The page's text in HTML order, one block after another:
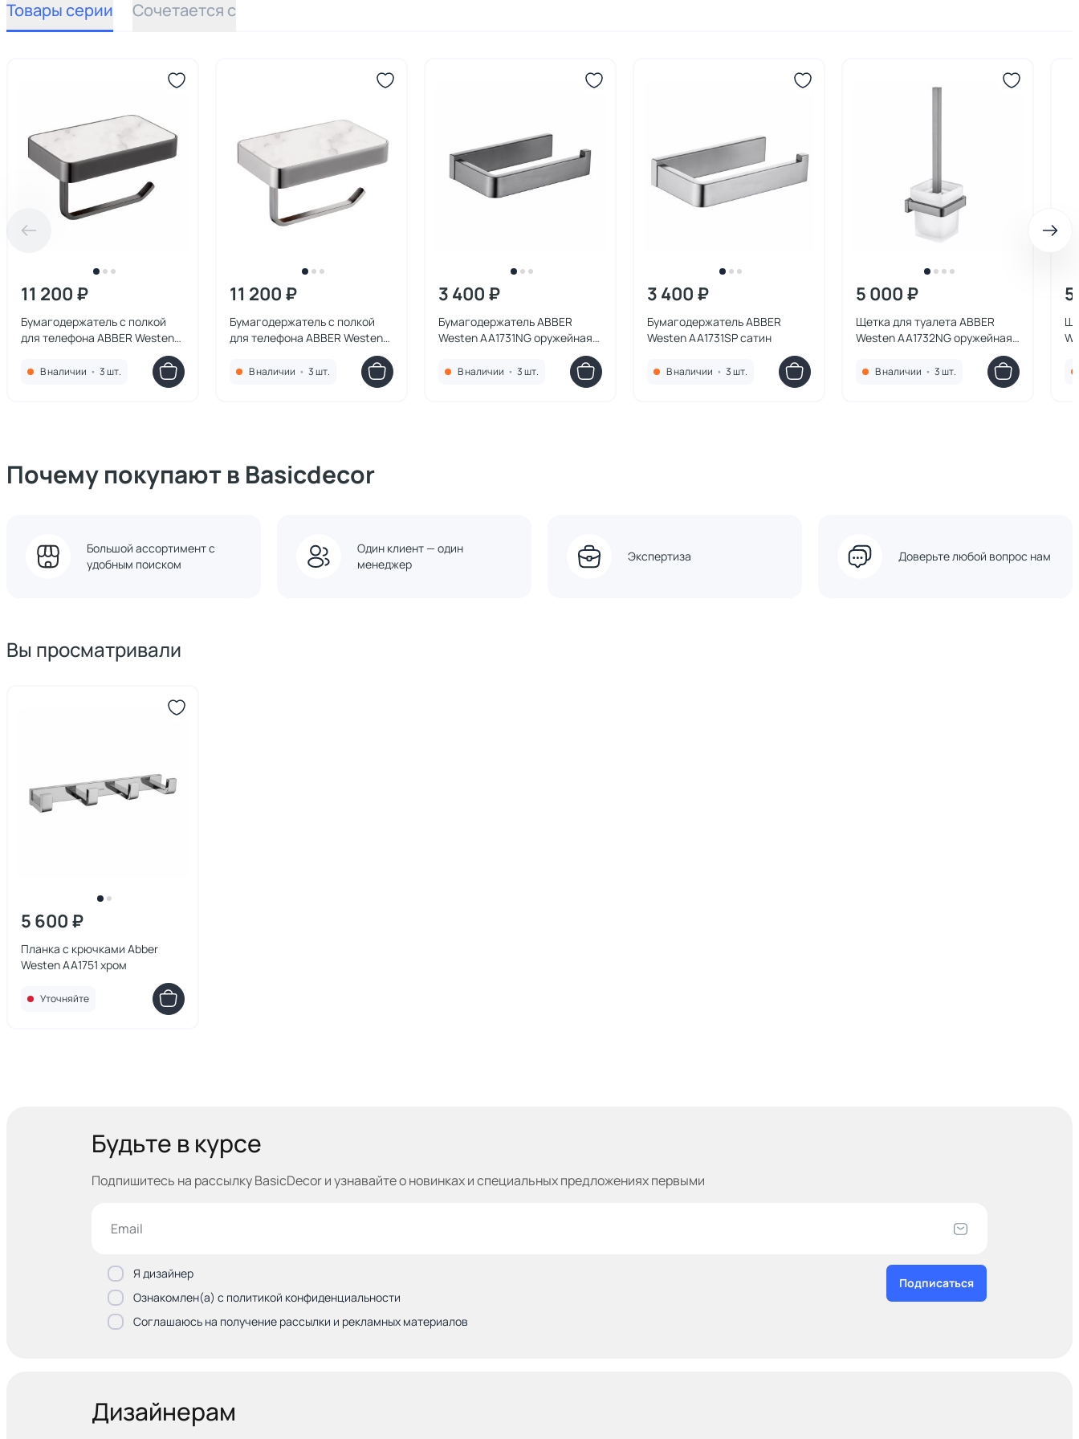
Товары серии Сочетается с
11 200 ₽
Бумагодержатель с полкой
для телефона ABBER Westen
AA1730NG оружейная сталь
В наличии • 3 шт.
11 200 ₽
Бумагодержатель с полкой
для телефона ABBER Westen
В наличии • 3 шт.
3 400 ₽
Бумагодержатель ABBER
Westen AA1731NG оружейная
В наличии • 3 шт.
3 400 ₽
Бумагодержатель ABBER
Westen AA1731SP сатин
В наличии • 3 шт.
5 000 ₽
Щетка для туалета ABBER
Westen AA1732NG оружейная
В наличии • 3 шт.
Почему покупают в Basicdecor
Большой ассортимент с
удобным поиском
Один клиент — один
менеджер
Экспертиза Доверьте любой вопрос нам
Вы просматривали
5 600 ₽
Планка с крючками Abber
Westen AA1751 хром
Уточняйте
Будьте в курсе
Подпишитесь на рассылку BasicDecor и узнавайтео новинках и специальных предложениях первыми
Я дизайнер
Ознакомлен(а) с политикой конфиденциальности
Соглашаюсь на получение рассылки и рекламных материалов
Подписаться
Дизайнерам